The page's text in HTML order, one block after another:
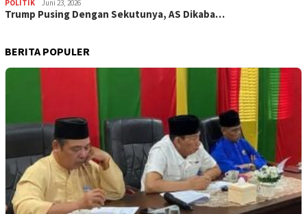
POLITIK Juni 23, 2026
Trump Pusing Dengan Sekutunya, AS Dikaba…
BERITA POPULER